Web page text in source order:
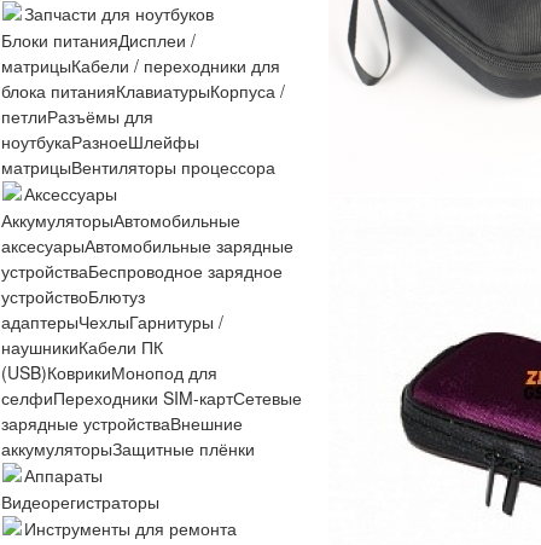
Запчасти для ноутбуков
Блоки питанияДисплеи /
матрицыКабели / переходники для
блока питанияКлавиатурыКорпуса /
петлиРазъёмы для
ноутбукаРазноеШлейфы
матрицыВентиляторы процессора
Аксессуары
АккумуляторыАвтомобильные
аксесуарыАвтомобильные зарядные
устройстваБеспроводное зарядное
устройствоБлютуз
адаптерыЧехлыГарнитуры /
наушникиКабели ПК
(USB)КоврикиМонопод для
селфиПереходники SIM-картСетевые
зарядные устройстваВнешние
аккумуляторыЗащитные плёнки
Аппараты
Видеорегистраторы
Инструменты для ремонта